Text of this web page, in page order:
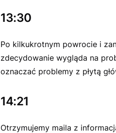
13:30
Po kilkukrotnym powrocie i
zdecydowanie wygląda na
oznaczać problemy z płytą
14:21
Otrzymujemy maila z